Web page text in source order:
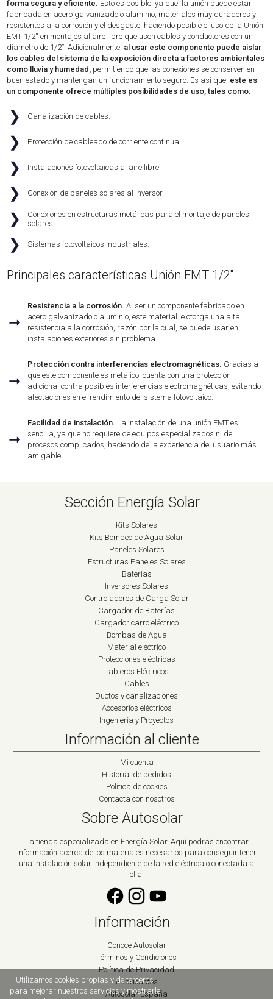
forma segura y eficiente. Esto es posible, ya que, la unión puede estar
fabricada en acero galvanizado o aluminio; materiales muy duraderos y
resistentes a la corrosión y el desgaste, haciendo posible el uso de la Unión
EMT 1/2'' en montajes al aire libre que usen cables y conductores con un
diámetro de 1/2”. Adicionalmente, al usar este componente puede aislar
los cables del sistema de la exposición directa a factores ambientales
como lluvia y humedad, permitiendo que las conexiones se conserven en
buen estado y mantengan un funcionamiento seguro. Es así que, este es
un componente ofrece múltiples posibilidades de uso, tales como:
❯ Canalización de cables.
❯ Protección de cableado de corriente continua.
❯ Instalaciones fotovoltaicas al aire libre.
❯ Conexión de paneles solares al inversor.
❯
Conexiones en estructuras metálicas para el montaje de paneles
solares.
❯ Sistemas fotovoltaicos industriales.
Principales características Unión EMT 1/2''
➞
Resistencia a la corrosión. Al ser un componente fabricado en
acero galvanizado o aluminio, este material le otorga una alta
resistencia a la corrosión, razón por la cual, se puede usar en
instalaciones exteriores sin problema.
➞
Protección contra interferencias electromagnéticas. Gracias a
que este componente es metálico, cuenta con una protección
adicional contra posibles interferencias electromagnéticas, evitando
afectaciones en el rendimiento del sistema fotovoltaico.
➞
Facilidad de instalación. La instalación de una unión EMT es
sencilla, ya que no requiere de equipos especializados ni de
procesos complicados, haciendo de la experiencia del usuario más
amigable.
Sección Energía Solar
Kits Solares
Kits Bombeo de Agua Solar
Paneles Solares
Estructuras Paneles Solares
Baterías
Inversores Solares
Controladores de Carga Solar
Cargador de Baterías
Cargador carro eléctrico
Bombas de Agua
Material eléctrico
Protecciones eléctricas
Tableros Eléctricos
Cables
Ductos y canalizaciones
Accesorios eléctricos
Ingeniería y Proyectos
Información al cliente
Mi cuenta
Historial de pedidos
Política de cookies
Contacta con nosotros
Sobre Autosolar
La tienda especializada en Energía Solar. Aquí podrás encontrar
información acerca de los materiales necesarios para conseguir tener
una instalación solar independiente de la red eléctrica o conectada a
ella.
Información
Conoce Autosolar
Términos y Condiciones
Política de Privacidad
Fabricantes
Autosolar España
Utilizamos cookies propias y de terceros
para mejorar nuestros servicios y mostrarle